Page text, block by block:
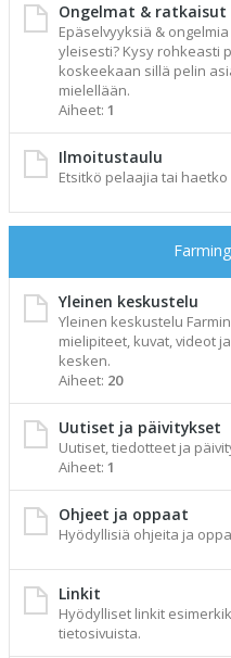
Ongelmat & ratkaisut
Epäselvyyksiä &
yleisesti? Kysy rohkeasti
koskeekaan sillä pelin
mielellään.
Aiheet: 1
Ilmoitustaulu
Etsitkö pelaajia tai
Yleinen keskustelu
Yleinen keskustelu
mielipiteet, kuvat, videot
kesken.
Aiheet: 20
Uutiset ja päivitykset
Uutiset, tiedotteet ja
Aiheet: 1
Ohjeet ja oppaat
Hyödyllisiä ohjeita ja
Linkit
Hyödylliset linkit
tietosivuista.